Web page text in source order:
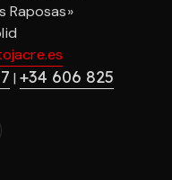
Raposas»
|+34 606 825